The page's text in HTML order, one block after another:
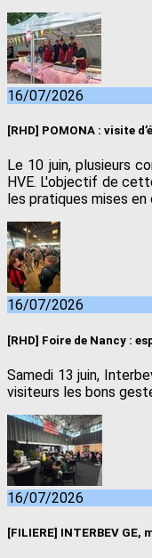
16/07/2026
[RHD] POMONA : visite
Le 10 juin, plusieurs
HVE. L'objectif de
les pratiques mises
16/07/2026
[RHD] Foire de Nancy :
Samedi 13 juin,
visiteurs les bons
16/07/2026
[FILIERE] INTERBEV GE,